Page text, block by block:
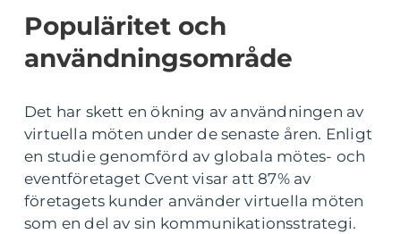
Populäritet och
användningsområde
Det har skett en ökning av användningen av
virtuella möten under de senaste åren. Enligt
en studie genomförd av globala mötes- och
eventföretaget Cvent visar att 87% av
företagets kunder använder virtuella möten
som en del av sin kommunikationsstrategi.